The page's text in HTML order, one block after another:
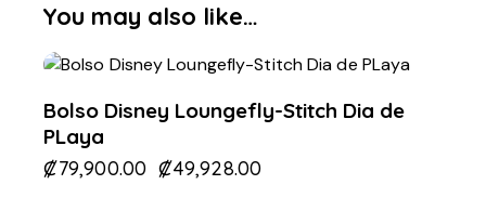
You may also like…
Bolso Disney Loungefly-Stitch Dia de
PLaya
₡79,900.00 ₡49,928.00